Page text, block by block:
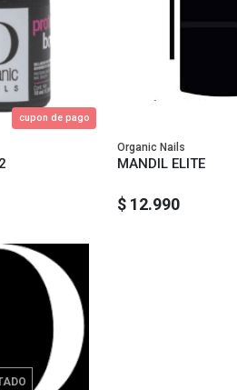
cupon de pago
Organic Nails
MANDIL ELITE
$ 12.990